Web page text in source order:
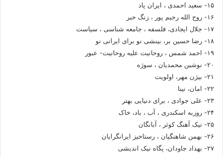
۱۵- سعید احمدی ، ایران پاد
۱۶- روح الله رحیم پور ، زنگ خبر
۱۷- جلال ایجادی، فلسفه ، جامعه شناسی ، سیاست
۱۸- رضا حسین بر، بینشی نو برای ایرانی نو
۱۹- احمد شمس ، روحانیت علیه روحانیت- عبور
۲۰- نوشین محمدیان ، سوژه
۲۱- بیژن مهر، اولویت
۲۲- امان، نینا
۲۳- علی جوادی ، برای دنیایی بهتر
۲۴- روزبه اسکندری ، آب ، باد، خاک
۲۵- نیک آهنگ کوثر ، آبانگان
۲۶- بهمن شاهنگیان ، رستاخیز ایرانگرایان
۲۷- بهداد جاودان، پگاه نیک اندیشی